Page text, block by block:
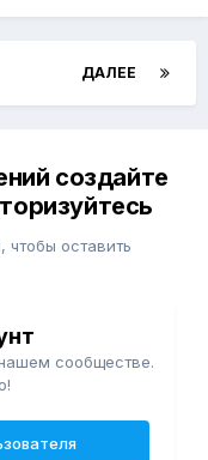
ДАЛЕЕ
создайте
оставить
сообществе.